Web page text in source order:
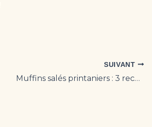
SUIVANT
Muffins salés printaniers : 3 recettes simples et gourmandes pour vos apéros ou pique-niques.